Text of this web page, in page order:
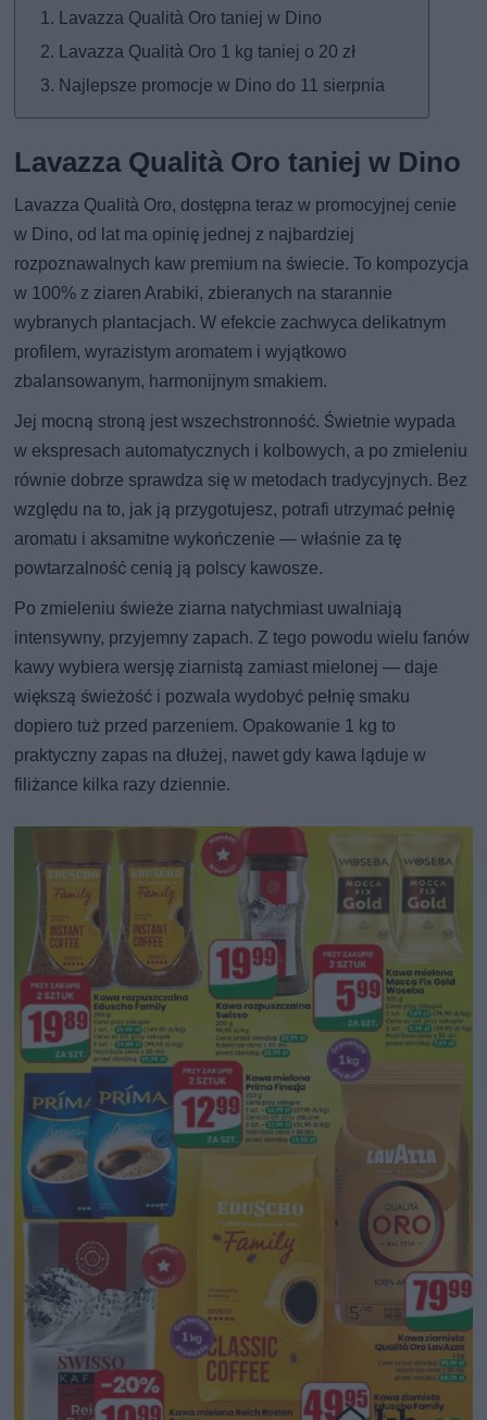
Lavazza Qualità Oro taniej w Dino
Lavazza Qualità Oro 1 kg taniej o 20 zł
Najlepsze promocje w Dino do 11 sierpnia
Lavazza Qualità Oro taniej w Dino
Lavazza Qualità Oro, dostępna teraz w promocyjnej cenie
w Dino, od lat ma opinię jednej z najbardziej
rozpoznawalnych kaw premium na świecie. To kompozycja
w 100% z ziaren Arabiki, zbieranych na starannie
wybranych plantacjach. W efekcie zachwyca delikatnym
profilem, wyrazistym aromatem i wyjątkowo
zbalansowanym, harmonijnym smakiem.
Jej mocną stroną jest wszechstronność. Świetnie wypada
w ekspresach automatycznych i kolbowych, a po zmieleniu
równie dobrze sprawdza się w metodach tradycyjnych. Bez
względu na to, jak ją przygotujesz, potrafi utrzymać pełnię
aromatu i aksamitne wykończenie — właśnie za tę
powtarzalność cenią ją polscy kawosze.
Po zmieleniu świeże ziarna natychmiast uwalniają
intensywny, przyjemny zapach. Z tego powodu wielu fanów
kawy wybiera wersję ziarnistą zamiast mielonej — daje
większą świeżość i pozwala wydobyć pełnię smaku
dopiero tuż przed parzeniem. Opakowanie 1 kg to
praktyczny zapas na dłużej, nawet gdy kawa ląduje w
filiżance kilka razy dziennie.